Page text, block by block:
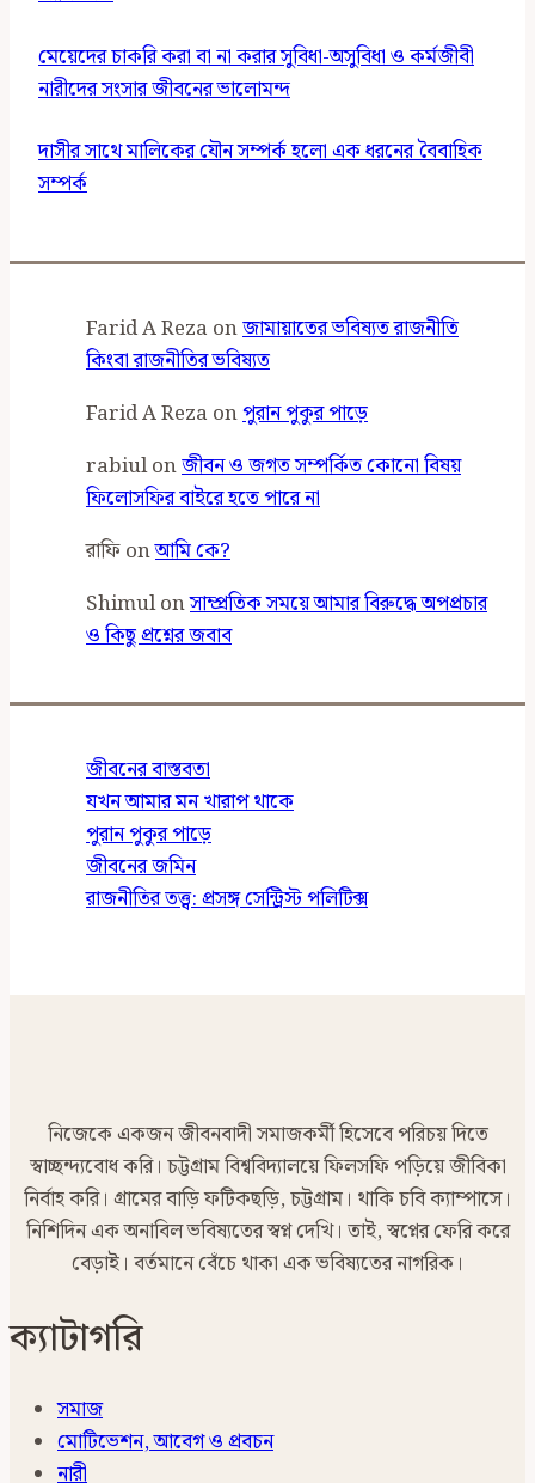
মেয়েদের চাকরি করা বা না করার সুবিধা-অসুবিধা ও কর্মজীবী
নারীদের সংসার জীবনের ভালোমন্দ
দাসীর সাথে মালিকের যৌন সম্পর্ক হলো এক ধরনের বৈবাহিক
সম্পর্ক
Farid A Reza onজামায়াতের ভবিষ্যত রাজনীতি
কিংবা রাজনীতির ভবিষ্যত
Farid A Reza onপুরান পুকুর পাড়ে
rabiulonজীবন ও জগত সম্পর্কিত কোনো বিষয়
ফিলোসফির বাইরে হতে পারে না
রাফিonআমি কে?
Shimulonসাম্প্রতিক সময়ে আমার বিরুদ্ধে অপপ্রচার
ও কিছু প্রশ্নের জবাব
জীবনের বাস্তবতা
যখন আমার মন খারাপ থাকে
পুরান পুকুর পাড়ে
জীবনের জমিন
রাজনীতির তত্ত্ব: প্রসঙ্গ সেন্ট্রিস্ট পলিটিক্স
নিজেকে একজন জীবনবাদী সমাজকর্মী হিসেবে পরিচয় দিতে
স্বাচ্ছন্দ্যবোধ করি। চট্টগ্রাম বিশ্ববিদ্যালয়ে ফিলসফি পড়িয়ে জীবিকা
নির্বাহ করি। গ্রামের বাড়ি ফটিকছড়ি, চট্টগ্রাম। থাকি চবি ক্যাম্পাসে।
নিশিদিন এক অনাবিল ভবিষ্যতের স্বপ্ন দেখি। তাই, স্বপ্নের ফেরি করে
বেড়াই। বর্তমানে বেঁচে থাকা এক ভবিষ্যতের নাগরিক।
ক্যাটাগরি
সমাজ
মোটিভেশন, আবেগ ও প্রবচন
নারী